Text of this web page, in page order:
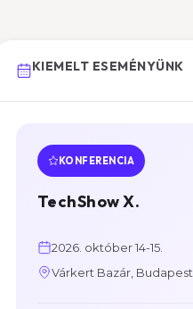
KIEMELT ESEMÉNYÜNK
KONFERENCIA
TechShow X.
2026. október 14-15.
Várkert Bazár, Budapest